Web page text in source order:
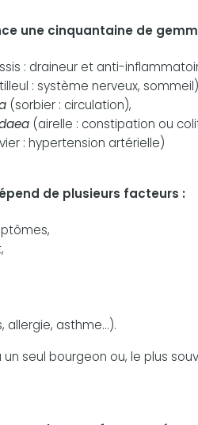
une cinquantaine de
: draineur et anti-
: système nerveux,
(sorbier : circulation),
(airelle : constipation ou
: hypertension artérielle)
de plusieurs facteurs :
allergie, asthme...).
seul bourgeon ou, le plus